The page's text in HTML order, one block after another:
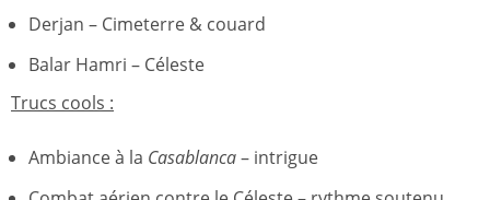
Derjan – Cimeterre & couard
Balar Hamri – Céleste
Trucs cools :
Ambiance à la Casablanca– intrigue